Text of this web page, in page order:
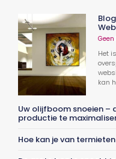
Het
kan
Uw olijfboom snoeien –
productie te
Hoe kan je van